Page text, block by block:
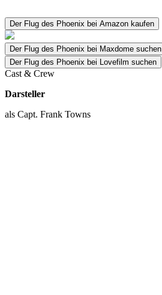
Der Flug des Phoenix bei Amazon kaufen
Der Flug des Phoenix bei Maxdome suchen
Der Flug des Phoenix bei Lovefilm suchen
Cast & Crew
Darsteller
als Capt. Frank Towns